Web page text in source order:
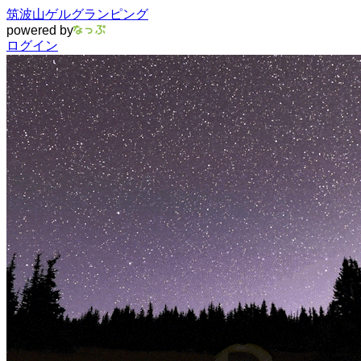
筑波山ゲルグランピング
powered by
ログイン